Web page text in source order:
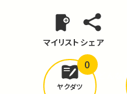
マイリスト シェア
どん
ヤクダツ
0